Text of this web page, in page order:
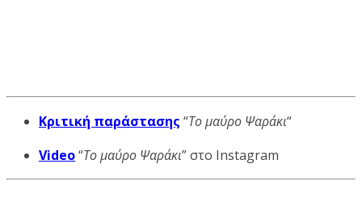
Κριτική παράστασης “Το μαύρο Ψαράκι“
Video“Το μαύρο Ψαράκι” στο Instagram